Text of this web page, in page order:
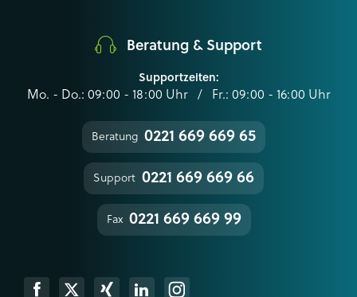
Beratung & Support
Supportzeiten:
Mo. - Do.: 09:00 - 18:00 Uhr / Fr.: 09:00 - 16:00 Uhr
Beratung 0221 669 669 65
Support 0221 669 669 66
Fax 0221 669 669 99
Xing LinkedinInstagram